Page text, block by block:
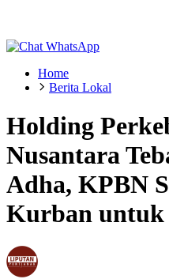
Home
Berita Lokal
Holding
Nusantara
Adha, KPBN
Kurban untuk